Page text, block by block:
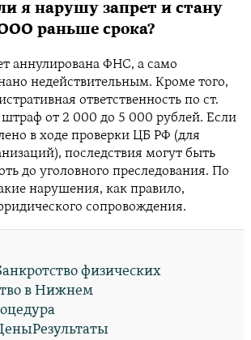
я нарушу запрет и стану
раньше срока?
аннулирована ФНС, а само
недействительным. Кроме того,
ответственность по ст.
от 2 000 до 5 000 рублей. Если
в ходе проверки ЦБ РФ (для
последствия могут быть
до уголовного преследования. По
нарушения, как правило,
сопровождения.
физических
в Нижнем
Результаты